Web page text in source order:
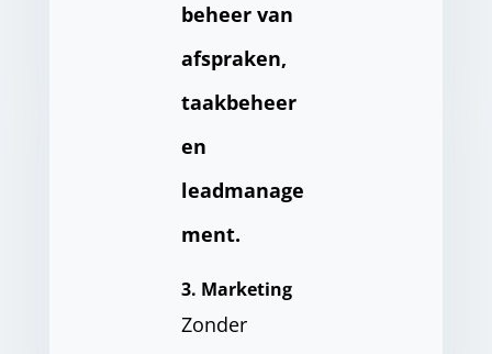
beheer van
afspraken,
taakbeheer
en
leadmanage
ment.
3. Marketing
Zonder